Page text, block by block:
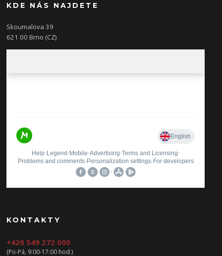
KDE NÁS NAJDETE
Skoumalova 39
621 00 Brno (CZ)
KONTAKTY
+420 549 272 000
(Po-Pá, 9:00-17:00 hod.)